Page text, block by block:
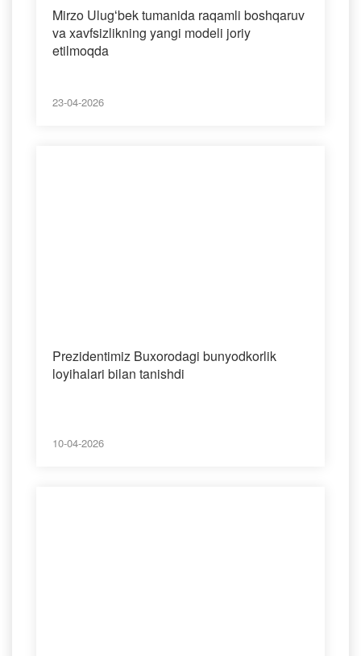
Mirzo Ulugʻbek tumanida raqamli boshqaruv
va xavfsizlikning yangi modeli joriy
etilmoqda
23-04-2026
Prezidentimiz Buxorodagi bunyodkorlik
loyihalari bilan tanishdi
10-04-2026